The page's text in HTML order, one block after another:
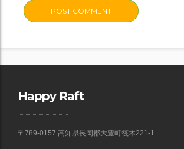
Happy Raft
〒789-0157 高知県長岡郡大豊町筏木221-1